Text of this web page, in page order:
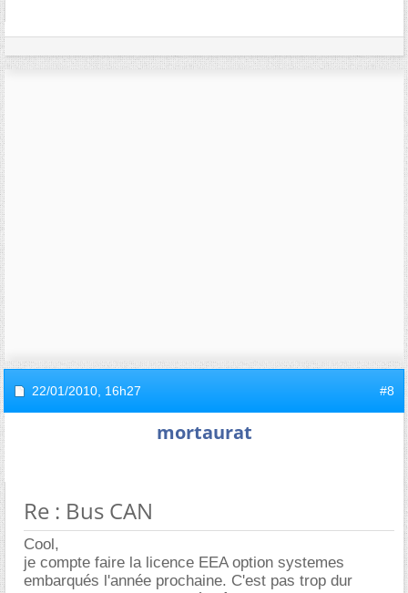
22/01/2010, 16h27 #8
mortaurat
Re : Bus CAN
Cool,
je compte faire la licence EEA option systemes
embarqués l'année prochaine. C'est pas trop dur